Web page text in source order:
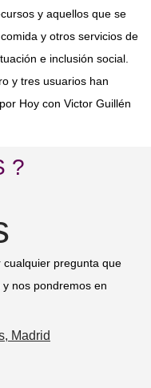
y aquellos que se
y otros servicios de
e inclusión social.
y tres usuarios han
Hoy con Victor Guillén
?
pregunta que
nos pondremos en
Madrid